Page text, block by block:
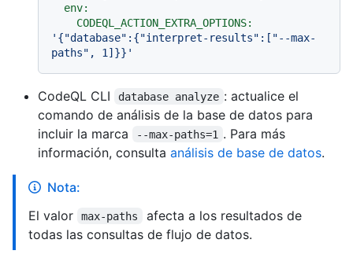
env:
CODEQL_ACTION_EXTRA_OPTIONS:
'{"database":{"interpret-results":["--max-
paths", 1]}}'
CodeQL CLI database analyze : actualice el
comando de análisis de la base de datos para
incluir la marca
--max-paths=1 . Para más
información, consulta análisis de base de datos.
Nota:
El valor
max-paths
afecta a los resultados de
todas las consultas de flujo de datos.